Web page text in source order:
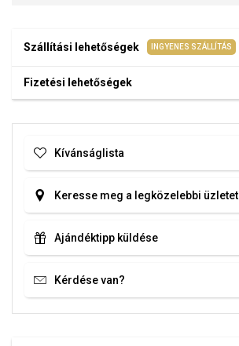
Szállítási lehetőségek INGYENES SZÁLLÍTÁS
Fizetési lehetőségek
Kívánságlista
Keresse meg a legközelebbi üzletet
Ajándéktipp küldése
Kérdése van?